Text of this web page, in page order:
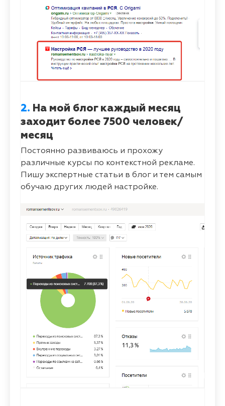
2. На мой блог каждый месяц
заходит более 7500 человек/
месяц
Постоянно развиваюсь и прохожу
различные курсы по контекстной рекламе.
Пишу экспертные статьи в блог и тем самым
обучаю других людей настройке.